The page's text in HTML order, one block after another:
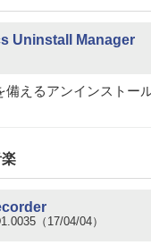
Uninstall Manager
備えるアンインストー
（17/04/04）